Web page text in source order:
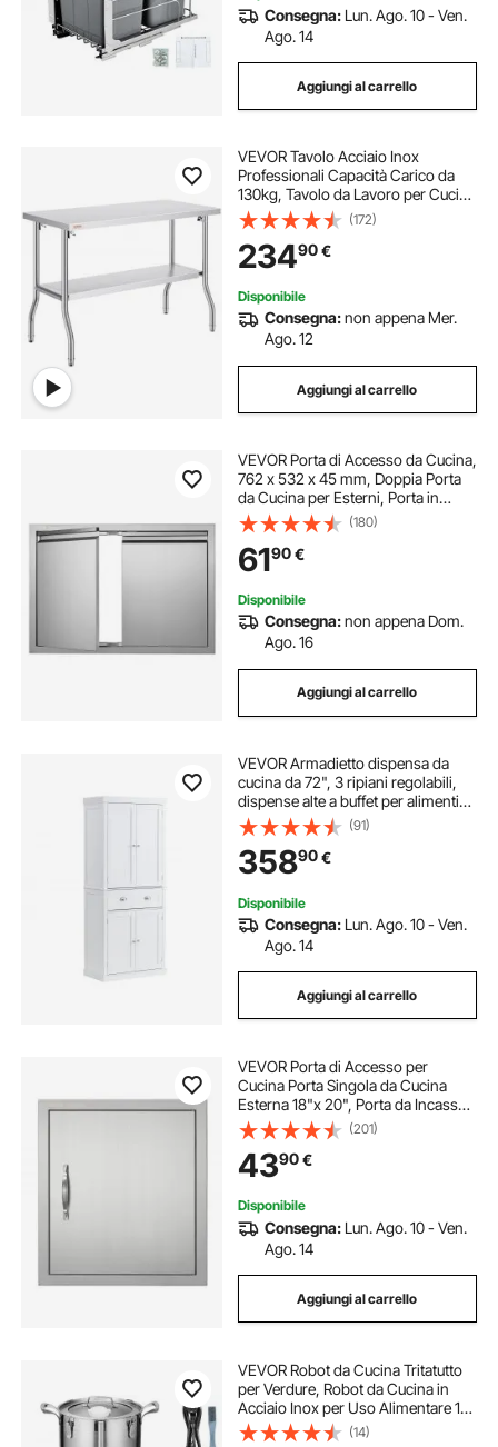
Consegna: Lun. Ago. 10 - Ven.
Ago. 14
Aggiungi al carrello
VEVOR Tavolo Acciaio Inox
Professionali Capacità Carico da
130kg, Tavolo da Lavoro per Cucina
Gastronomia Tavolo da Lavoro, 2
Piani Pieghevole 122 x 61 x 85 cm
Lavoro Commerciale per Ristorante
Cucina
(172)
23490€
Disponibile
Consegna:non appena Mer.
Ago. 12
Aggiungi al carrello
VEVOR Porta di Accesso da Cucina,
762 x 532 x 45 mm, Doppia Porta
da Cucina per Esterni, Porta in
Acciaio Inox Montaggio a Incasso
per Isola Cucina, Stazione Cucina,
Mobile da Esterno, Ecc.
(180)
6190€
Disponibile
Consegna:non appena Dom.
Ago. 16
Aggiungi al carrello
VEVOR Armadietto dispensa da
cucina da 72", 3 ripiani regolabili,
dispense alte a buffet per alimenti
per cucina, soggiorno, sala da
pranzo, lavanderia, bianco
(91)
35890€
Disponibile
Consegna: Lun. Ago. 10 - Ven.
Ago. 14
Aggiungi al carrello
VEVOR Porta di Accesso per
Cucina Porta Singola da Cucina
Esterna 18"x 20", Porta da Incasso
in Acciaio Inox, Montaggio a
Incasso per Isola BBQ, Stazione per
Grigliate, Mobile da Esterno
(201)
4390€
Disponibile
Consegna: Lun. Ago. 10 - Ven.
Ago. 14
Aggiungi al carrello
VEVOR Robot da Cucina Tritatutto
per Verdure, Robot da Cucina in
Acciaio Inox per Uso Alimentare 15
Litri 2 Lame Extra Curve a S,
(14)